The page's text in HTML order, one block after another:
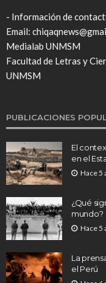
- Información de
Email:
Medialab UNMSM
Facultad de Letras y
UNMSM
PUBLICACIONES
El
en el
Hace 5
¿Qué
mundo?
Hace 5
La
el Perú